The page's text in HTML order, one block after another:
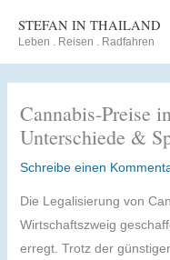
Inhalt
STEFAN IN THAILAND
Leben . Reisen . Radfahren
Cannabis-Preise
Unterschiede &
Schreibe einen
Die Legalisierung von
Wirtschaftszweig
erregt. Trotz der